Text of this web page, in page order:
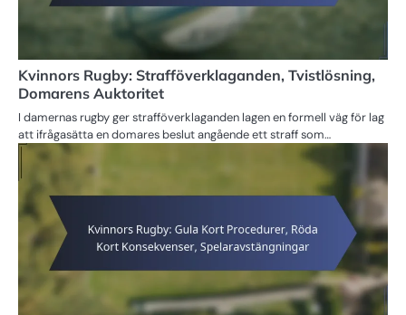
Kvinnors Rugby: Strafföverklaganden, Tvistlösning,
Domarens Auktoritet
I damernas rugby ger strafföverklaganden lagen en formell väg för lag
att ifrågasätta en domares beslut angående ett straff som…